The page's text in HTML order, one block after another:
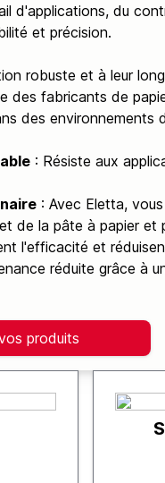
d'applications, du
et précision.
robuste et à leur
des fabricants de
des environnements
: Résiste aux
: Avec Eletta,
de la pâte à papier et
l'efficacité et
réduite grâce à
produits